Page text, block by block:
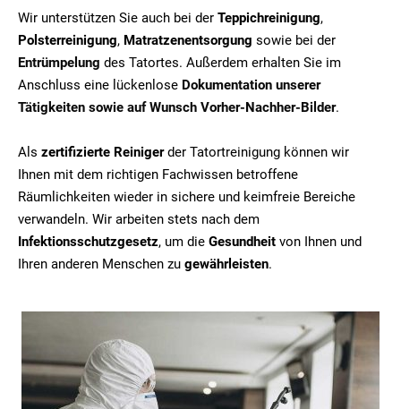
Wir unterstützen Sie auch bei der Teppichreinigung,
Polsterreinigung, Matratzenentsorgung sowie bei der
Entrümpelung des Tatortes. Außerdem erhalten Sie im
Anschluss eine lückenlose Dokumentation unserer
Tätigkeiten sowie auf Wunsch Vorher-Nachher-Bilder.
Als zertifizierte Reinigerder Tatortreinigung können wir
Ihnen mit dem richtigen Fachwissen betroffene
Räumlichkeiten wieder in sichere und keimfreie Bereiche
verwandeln. Wir arbeiten stets nach dem
Infektionsschutzgesetz, um die Gesundheit von Ihnen und
Ihren anderen Menschen zu gewährleisten.